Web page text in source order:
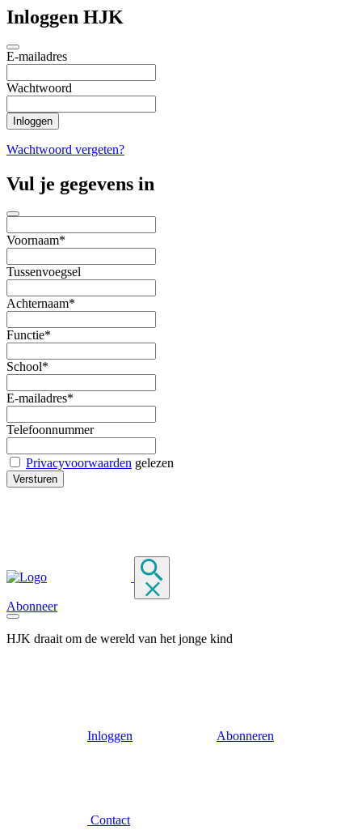
Inloggen HJK
E-mailadres
Wachtwoord
Wachtwoord vergeten?
Vul je gegevens in
Voornaam*
Tussenvoegsel
Achternaam*
Functie*
School*
E-mailadres*
Telefoonnummer
Privacyvoorwaarden gelezen
Abonneer
HJK draait om de wereld van het jonge kind
Inloggen Abonneren
Contact